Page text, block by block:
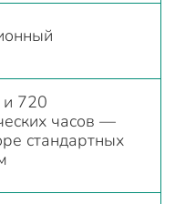
720
часов —
стандартных